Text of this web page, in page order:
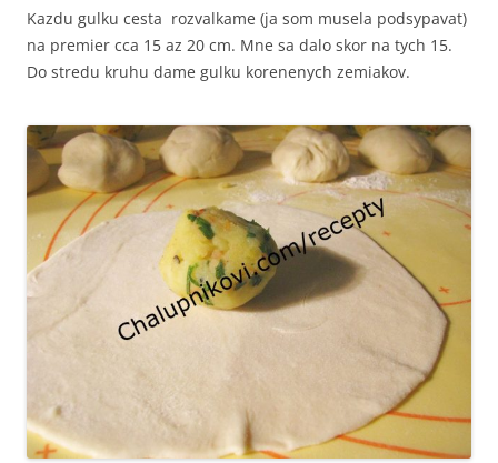
Kazdu gulku cesta rozvalkame (ja som musela podsypavat)
na premier cca 15 az 20 cm. Mne sa dalo skor na tych 15.
Do stredu kruhu dame gulku korenenych zemiakov.